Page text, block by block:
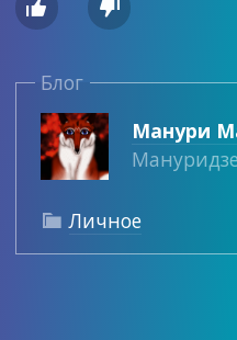
 
Блог
Манури
Мануридзе
 Личное